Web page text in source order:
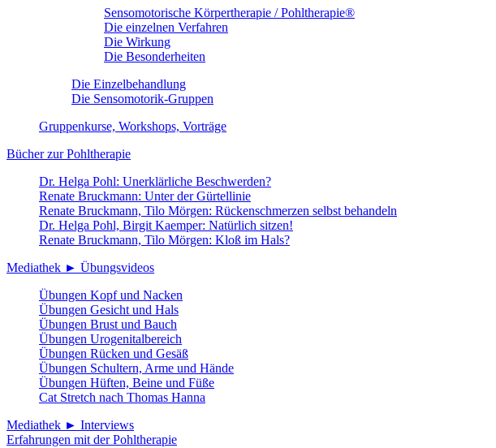
Sensomotorische Körpertherapie / Pohltherapie®
Die einzelnen Verfahren
Die Wirkung
Die Besonderheiten
Die Einzelbehandlung
Die Sensomotorik-Gruppen
Gruppenkurse, Workshops, Vorträge
Bücher zur Pohltherapie
Dr. Helga Pohl: Unerklärliche Beschwerden?
Renate Bruckmann: Unter der Gürtellinie
Renate Bruckmann, Tilo Mörgen: Rückenschmerzen selbst behandeln
Dr. Helga Pohl, Birgit Kaemper: Natürlich sitzen!
Renate Bruckmann, Tilo Mörgen: Kloß im Hals?
Mediathek ► Übungsvideos
Übungen Kopf und Nacken
Übungen Gesicht und Hals
Übungen Brust und Bauch
Übungen Urogenitalbereich
Übungen Rücken und Gesäß
Übungen Schultern, Arme und Hände
Übungen Hüften, Beine und Füße
Cat Stretch nach Thomas Hanna
Mediathek ► Interviews
Erfahrungen mit der Pohltherapie